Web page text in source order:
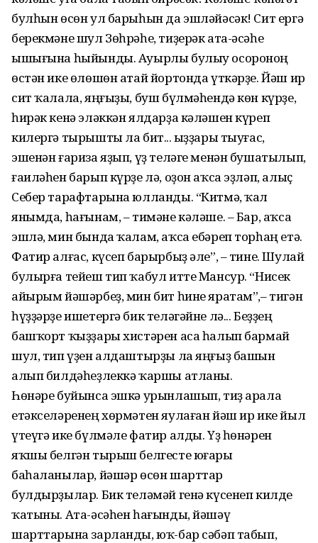
булһын өсөн ул барыһын да эшләйәсәк! Сит ергә
берекмәне шул Зөһрәһе, тиҙерәк ата-әсәһе
ышығына һыйынды. Ауырлы булыу осороноң
өстән ике өлөшөн атай йортонда үткәрҙе. Йәш ир
сит ҡалала, яңғыҙы, буш бүлмәһендә көн күрҙе,
һирәк кенә эләккән ялдарҙа кәләшен күреп
килергә тырышты ла бит... Ҡыҙҙары тыуғас,
эшенән ғариза яҙып, үҙ теләге менән бушатылып,
ғаиләһен барып күрҙе лә, оҙон аҡса эҙләп, алыҫ
Себер тарафтарына юлланды. “Китмә, ҡал
янымда, һағынам, – тимәне кәләше. – Бар, аҡса
эшлә, мин бында ҡалам, аҡса ебәреп торһаң етә.
Фатир алғас, күсеп барырбыҙ әле”, – тине. Шулай
булырға тейеш тип ҡабул итте Мансур. “Нисек
айырым йәшәрбеҙ, мин бит һине яратам”,– тигән
һүҙҙәрҙе ишетергә бик теләгәйне лә... Беҙҙең
башҡорт ҡыҙҙары хистәрен аса һалып бармай
шул, тип үҙен алдаштырҙы ла яңғыҙ башын
алып билдәһеҙлеккә ҡаршы атланы.
Һөнәре буйынса эшкә урынлашып, тиҙ арала
етәкселәренең хөрмәтен яулаған йәш ир ике йыл
үтеүгә ике бүлмәле фатир алды. Үҙ һөнәрен
яҡшы белгән тырыш белгесте юғары
баһаланылар, йәшәр өсөн шарттар
булдырҙылар. Бик теләмәй генә күсенеп килде
ҡатыны. Ата-әсәһен һағынды, йәшәү
шарттарына зарланды, юҡ-бар сәбәп табып,